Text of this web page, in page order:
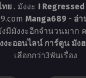
ทย . มังงะ I
Manga689 - อ่
งมีมังงะอีกจำนวนมาก
งะออนไลน์ การ์ตูน มัง
เลือกกว่า3พันเรื่อง